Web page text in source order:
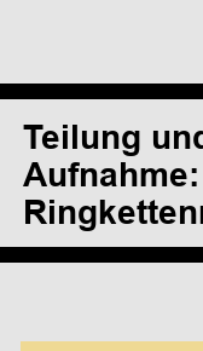
Teilung